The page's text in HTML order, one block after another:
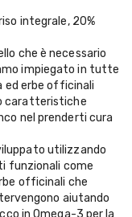
integrale, 20%
che è necessario
impiegato in tutte
ed erbe officinali
caratteristiche
nel prenderti cura
utilizzando
funzionali come
officinali che
aiutando